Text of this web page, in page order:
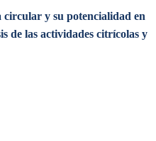
circular y su potencialidad en
de las actividades citrícolas y